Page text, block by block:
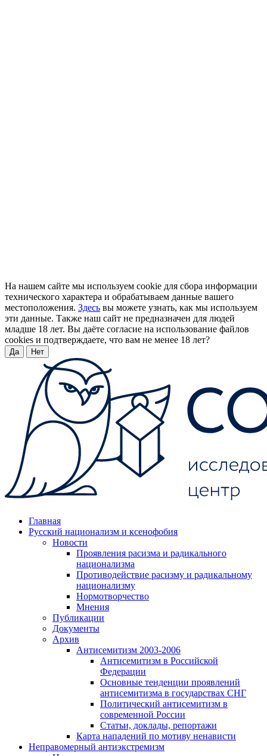
На нашем сайте мы используем cookie для сбора информации
технического характера и обрабатываем данные вашего
местоположения. Здесь вы можете узнать, как мы используем
эти данные. Также наш сайт не предназначен для людей
младше 18 лет. Вы даёте согласие на использование файлов
cookies и подтверждаете, что вам не менее 18 лет?
Да Нет
Главная
Русский национализм и ксенофобия
Новости
Проявления расизма и радикального
национализма
Противодействие расизму и радикальному
национализму
Нормотворчество
Мнения
Публикации
Документы
Архив
Антисемитизм 2003-2006
Антисемитизм в Российской
Федерации
Основные тенденции проявлений
антисемитизма в государствах СНГ
Политический антисемитизм в
современной России
Статьи, доклады, репортажи
Карта нападений по мотиву ненависти
Неправомерный антиэкстремизм